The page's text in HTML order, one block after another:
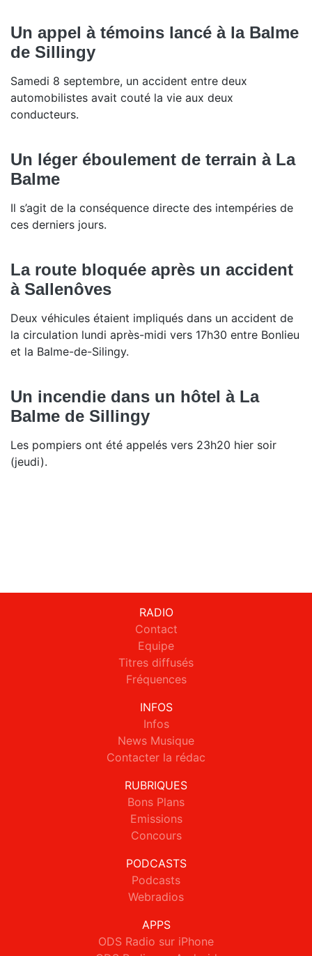
Un appel à témoins lancé à la Balme
de Sillingy
Samedi 8 septembre, un accident entre deux
automobilistes avait couté la vie aux deux
conducteurs.
Un léger éboulement de terrain à La
Balme
Il s’agit de la conséquence directe des intempéries de
ces derniers jours.
La route bloquée après un accident
à Sallenôves
Deux véhicules étaient impliqués dans un accident de
la circulation lundi après-midi vers 17h30 entre Bonlieu
et la Balme-de-Silingy.
Un incendie dans un hôtel à La
Balme de Sillingy
Les pompiers ont été appelés vers 23h20 hier soir
(jeudi).
RADIO
Contact
Equipe
Titres diffusés
Fréquences
INFOS
Infos
News Musique
Contacter la rédac
RUBRIQUES
Bons Plans
Emissions
Concours
PODCASTS
Podcasts
Webradios
APPS
ODS Radio sur iPhone